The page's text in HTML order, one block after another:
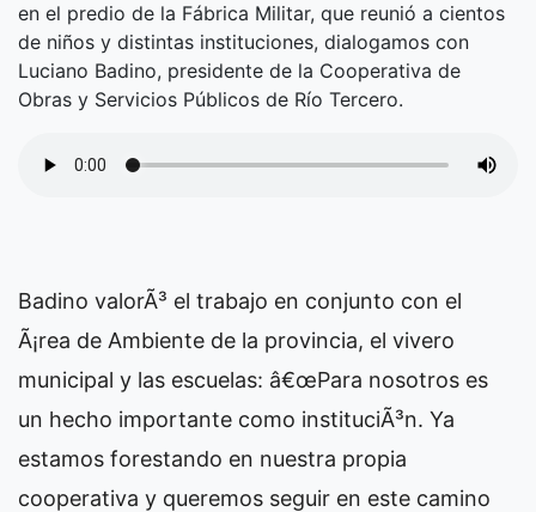
en el predio de la Fábrica Militar, que reunió a cientos
de niños y distintas instituciones, dialogamos con
Luciano Badino, presidente de la Cooperativa de
Obras y Servicios Públicos de Río Tercero.
Badino valorÃ³ el trabajo en conjunto con el
Ã¡rea de Ambiente de la provincia, el vivero
municipal y las escuelas: â€œPara nosotros es
un hecho importante como instituciÃ³n. Ya
estamos forestando en nuestra propia
cooperativa y queremos seguir en este camino